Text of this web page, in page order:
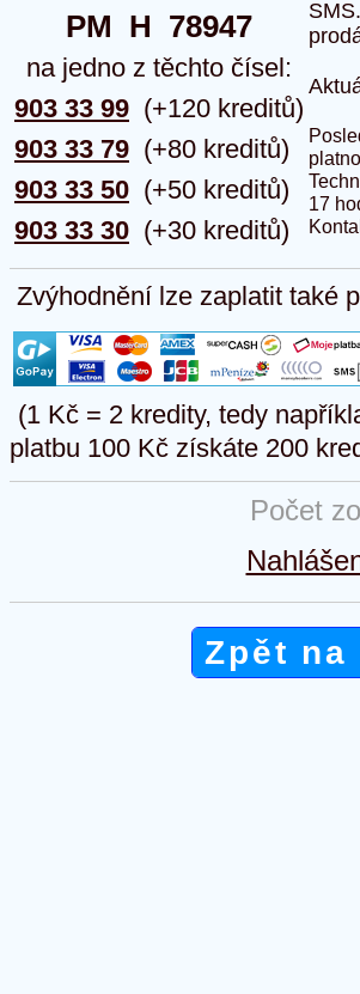
PM  H  78947
na jedno z těchto čísel:
903 33 99
903 33 79
903 33 50
903 33 30
(+120 kreditů)
(+80 kreditů)
(+50 kreditů)
(+30 kreditů)
17
Zvýhodnění lze zaplatit také
(1 Kč = 2 kredity, tedy
platbu 100 Kč získáte 200
Počet
Zpět na